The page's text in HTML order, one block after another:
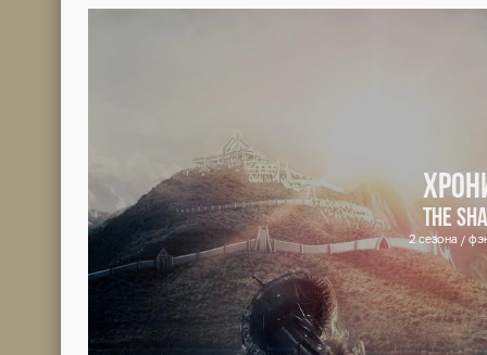
Эпизод 1
СЕРИЯ 4